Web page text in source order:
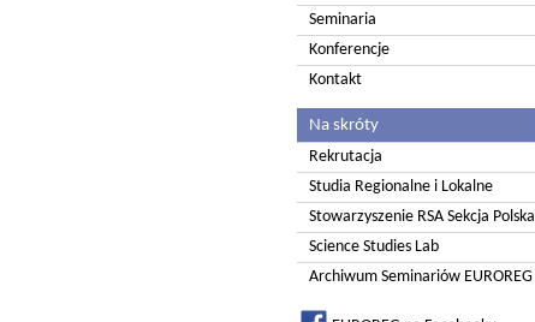
Seminaria
Konferencje
Kontakt
Na skróty
Rekrutacja
Studia Regionalne i Lokalne
Stowarzyszenie RSA Sekcja Polska
Science Studies Lab
Archiwum Seminariów EUROREG